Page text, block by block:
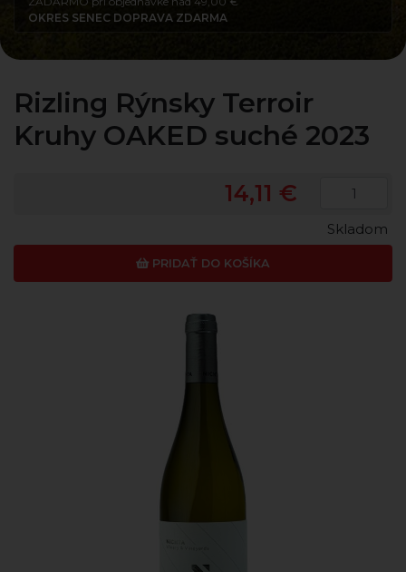
OKRES SENEC DOPRAVA ZDARMA
Rizling Rýnsky Terroir
Kruhy OAKED suché 2023
14,11 €
PRIDAŤ DO KOŠÍKA
Skladom